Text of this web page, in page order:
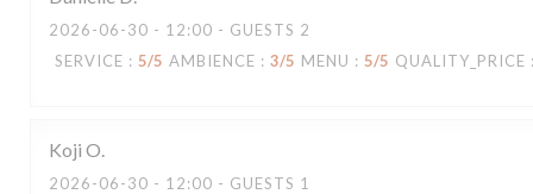
2026-06-30 - 12:00 - GUESTS 2
SERVICE : 5/5 AMBIENCE : 3/5 MENU : 5/5 QUALITY_PRICE
Koji O
2026-06-30 - 12:00 - GUESTS 1